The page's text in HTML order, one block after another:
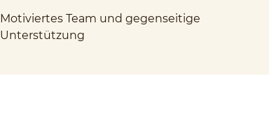
Motiviertes Team und gegenseitige
Unterstützung